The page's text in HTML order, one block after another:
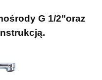
G 1/2"oraz